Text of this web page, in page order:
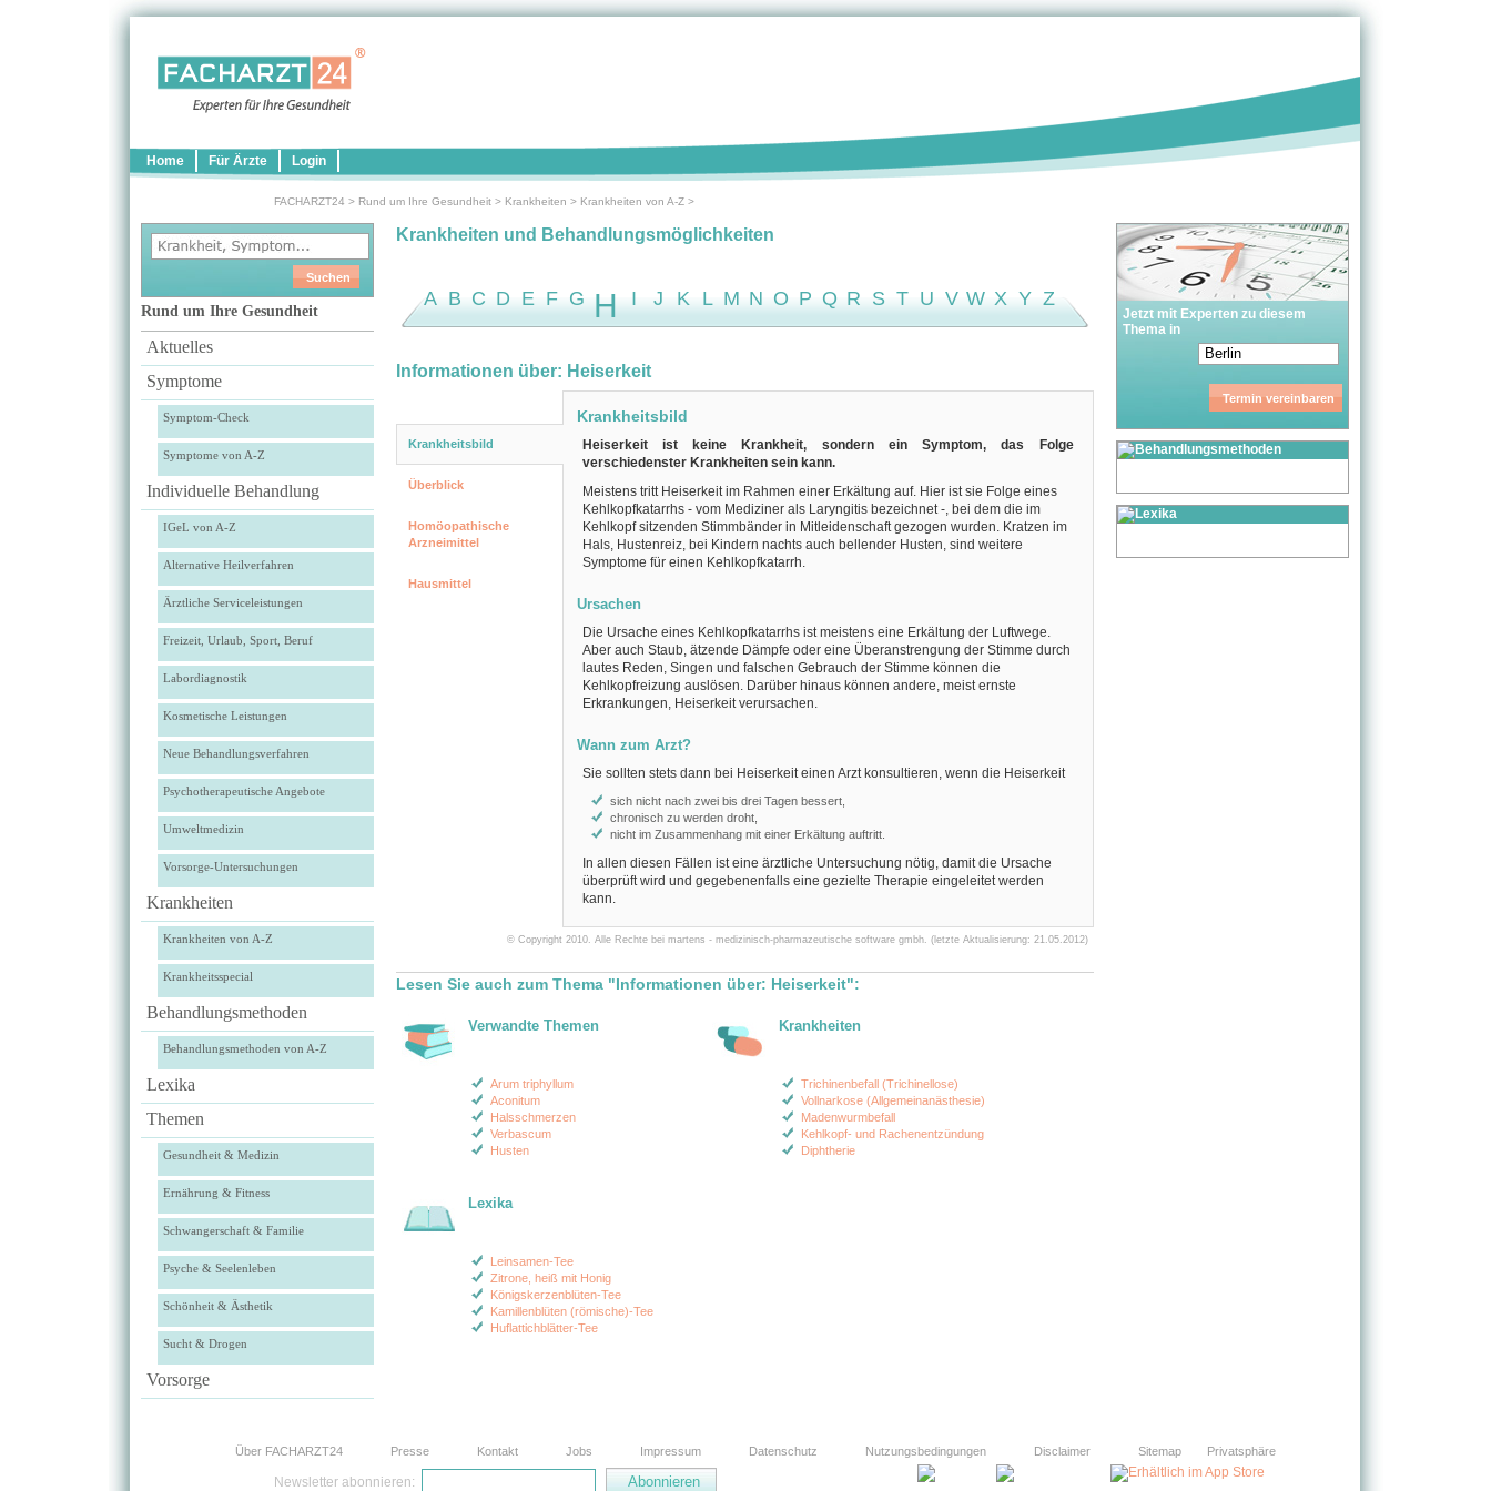
Home Für Ärzte Login
FACHARZT24 > Rund um Ihre Gesundheit> Krankheiten > Krankheiten von A-Z>
Rund um Ihre Gesundheit
Aktuelles
Symptome
Symptom-Check
Symptome von A-Z
Individuelle Behandlung
IGeL von A-Z
Alternative Heilverfahren
Ärztliche Serviceleistungen
Freizeit, Urlaub, Sport, Beruf
Labordiagnostik
Kosmetische Leistungen
Neue Behandlungsverfahren
Psychotherapeutische Angebote
Umweltmedizin
Vorsorge-Untersuchungen
Krankheiten
Krankheiten von A-Z
Krankheitsspecial
Behandlungsmethoden
Behandlungsmethoden von A-Z
Lexika
Themen
Gesundheit & Medizin
Ernährung & Fitness
Schwangerschaft & Familie
Psyche & Seelenleben
Schönheit & Ästhetik
Sucht & Drogen
Vorsorge
Jetzt mit Experten zu diesem
Thema in
Krankheiten und Behandlungsmöglichkeiten
A B C D E F G H I J K L M N O P Q R S T U V W X Y Z
Informationen über: Heiserkeit
Krankheitsbild
Überblick
Homöopathische
Arzneimittel
Hausmittel
Krankheitsbild
Heiserkeit ist keine Krankheit, sondern ein Symptom, das Folge
verschiedenster Krankheiten sein kann.
Meistens tritt Heiserkeit im Rahmen einer Erkältung auf. Hier ist sie Folge eines
Kehlkopfkatarrhs - vom Mediziner als Laryngitis bezeichnet -, bei dem die im
Kehlkopf sitzenden Stimmbänder in Mitleidenschaft gezogen wurden. Kratzen im
Hals, Hustenreiz, bei Kindern nachts auch bellender Husten, sind weitere
Symptome für einen Kehlkopfkatarrh.
Ursachen
Die Ursache eines Kehlkopfkatarrhs ist meistens eine Erkältung der Luftwege.
Aber auch Staub, ätzende Dämpfe oder eine Überanstrengung der Stimme durch
lautes Reden, Singen und falschen Gebrauch der Stimme können die
Kehlkopfreizung auslösen. Darüber hinaus können andere, meist ernste
Erkrankungen, Heiserkeit verursachen.
Wann zum Arzt?
Sie sollten stets dann bei Heiserkeit einen Arzt konsultieren, wenn die Heiserkeit
sich nicht nach zwei bis drei Tagen bessert,
chronisch zu werden droht,
nicht im Zusammenhang mit einer Erkältung auftritt.
In allen diesen Fällen ist eine ärztliche Untersuchung nötig, damit die Ursache
überprüft wird und gegebenenfalls eine gezielte Therapie eingeleitet werden
kann.
© Copyright 2010. Alle Rechte bei martens - medizinisch-pharmazeutische software gmbh. (letzte Aktualisierung: 21.05.2012)
Lesen Sie auch zum Thema "Informationen über: Heiserkeit":
Verwandte Themen
Arum triphyllum
Aconitum
Halsschmerzen
Verbascum
Husten
Krankheiten
Trichinenbefall (Trichinellose)
Vollnarkose (Allgemeinanästhesie)
Madenwurmbefall
Kehlkopf- und Rachenentzündung
Diphtherie
Lexika
Leinsamen-Tee
Zitrone, heiß mit Honig
Königskerzenblüten-Tee
Kamillenblüten (römische)-Tee
Huflattichblätter-Tee
Über FACHARZT24 Presse Kontakt Jobs Impressum Datenschutz Nutzungsbedingungen Disclaimer Sitemap Privatsphäre
Newsletter abonnieren: